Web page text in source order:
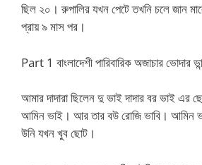
ছিল ২০। রুপালির যখন পেটে তখনি চলে জান
প্রায় ৯ মাস পর।
Part 1 বাংলাদেশী পারিবারিক অজাচার ভোদার
আমার দাদারা ছিলেন দু ভাই দাদার বর ভাই এর
আমিন ভাই। আর তার বউ রোজি ভাবি। আমিন
উনি যখন খুব ছোট।